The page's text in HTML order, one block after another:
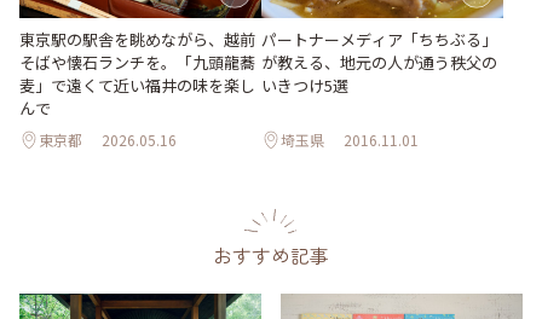
東京駅の駅舎を眺めながら、越前
そばや懐石ランチを。「九頭龍蕎
麦」で遠くて近い福井の味を楽し
んで
東京都 2026.05.16
パートナーメディア「ちちぶる」
が教える、地元の人が通う秩父の
いきつけ5選
埼玉県 2016.11.01
おすすめ記事